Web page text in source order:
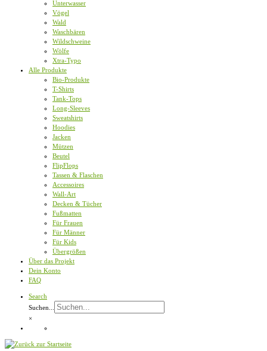
Unterwasser
Vögel
Wald
Waschbären
Wildschweine
Wölfe
Xtra-Typo
Alle Produkte
Bio-Produkte
T-Shirts
Tank-Tops
Long-Sleeves
Sweatshirts
Hoodies
Jacken
Mützen
Beutel
FlipFlops
Tassen & Flaschen
Accessoires
Wall-Art
Decken & Tücher
Fußmatten
Für Frauen
Für Männer
Für Kids
Übergrößen
Über das Projekt
Dein Konto
FAQ
Search
Suchen...
×